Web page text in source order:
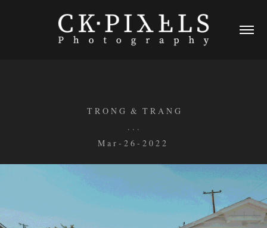
T R O N G & T R A N G
. . .
M a r - 2 6 - 2 0 2 2